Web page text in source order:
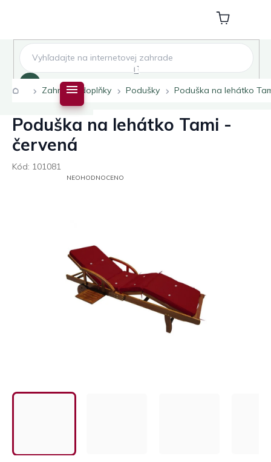
Nákupní
košík
DomůZahradní doplňky Podušky Poduška na lehátko
Poduška na lehátko Tami -
červená
Kód: 101081
PRŮMĚRNÉNEOHODNOCENO